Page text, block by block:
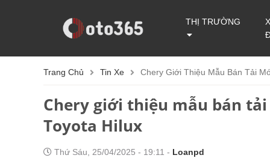
THỊ TRƯỜNG
Trang Chủ Tin Xe Chery Giới Thiệu Mẫu Bán Tải
Chery giới thiệu mẫu bán
Toyota Hilux
Thứ Sáu, 25/04/2025 - 19:11 - Loanpd